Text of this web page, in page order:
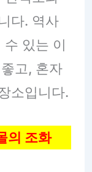
다. 역사
있는 이
고, 혼자
소입니다.
의 조화